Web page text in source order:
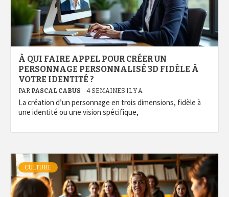
À QUI FAIRE APPEL POUR CRÉER UN
PERSONNAGE PERSONNALISÉ 3D FIDÈLE À
VOTRE IDENTITÉ ?
PAR PASCAL CABUS 4 SEMAINES IL Y A
La création d’un personnage en trois dimensions, fidèle à
une identité ou une vision spécifique,
CULTURE